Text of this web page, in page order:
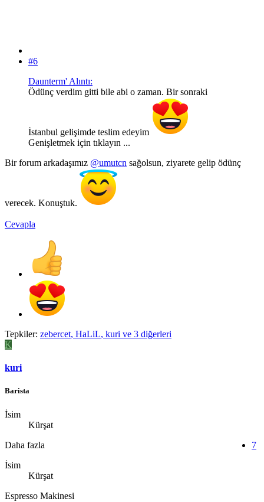
#6
Daunterm' Alıntı:
Ödünç verdim gitti bile abi o zaman. Bir sonraki
İstanbul gelişimde teslim edeyim
Genişletmek için tıklayın ...
Bir forum arkadaşımız @umutcn sağolsun, ziyarete gelip ödünç
verecek. Konuştuk.
Cevapla
Tepkiler: zebercet, HaLiL, kuri ve 3 diğerleri
K
kuri
Barista
İsim
Kürşat
Daha fazla
İsim
Kürşat
Espresso Makinesi
7